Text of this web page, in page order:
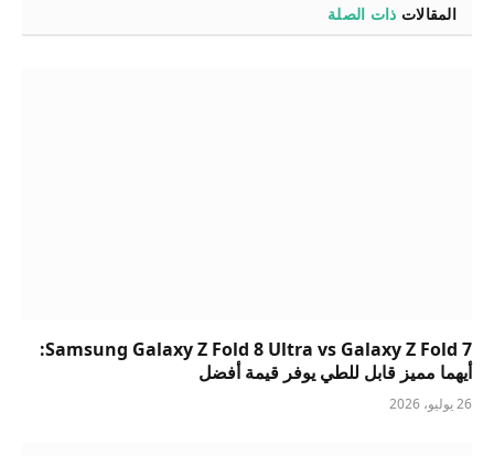
المقالات ذات الصلة
Samsung Galaxy Z Fold 8 Ultra vs Galaxy Z Fold 7:
أيهما مميز قابل للطي يوفر قيمة أفضل
26 يوليو، 2026